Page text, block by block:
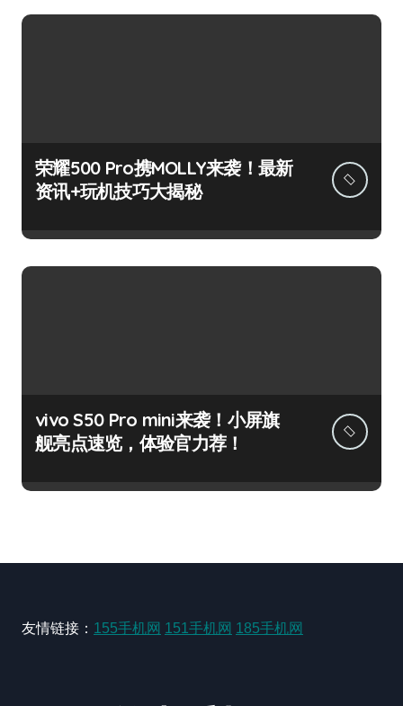
荣耀500 Pro携MOLLY来袭！最新
资讯+玩机技巧大揭秘
vivo S50 Pro mini来袭！小屏旗
舰亮点速览，体验官力荐！
友情链接： 155手机网 151手机网 185手机网